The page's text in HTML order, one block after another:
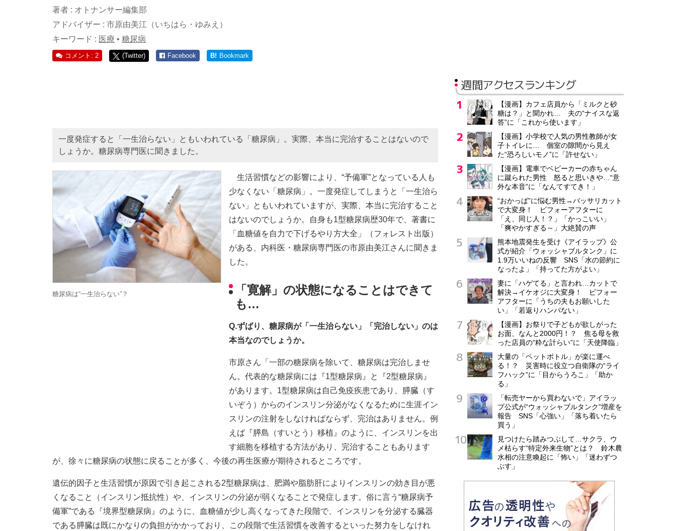
著者 : オトナンサー編集部
アドバイザー : 市原由美江（いちはら・ゆみえ）
キーワード : 医療 • 糖尿病
コメント: 2 (Twitter) Facebook B! Bookmark
一度発症すると「一生治らない」ともいわれている「糖尿病」。実際、本当に完治することはないので
しょうか。糖尿病専門医に聞きました。
糖尿病は“一生治らない”？
生活習慣などの影響により、“予備軍”となっている人も
少なくない「糖尿病」。一度発症してしまうと「一生治ら
ない」ともいわれていますが、実際、本当に完治すること
はないのでしょうか。自身も1型糖尿病歴30年で、著書に
「血糖値を自力で下げるやり方大全」（フォレスト出版）
がある、内科医・糖尿病専門医の市原由美江さんに聞きま
した。
「寛解」の状態になることはできて
も…
Q.ずばり、糖尿病が「一生治らない」「完治しない」のは
本当なのでしょうか。
市原さん「一部の糖尿病を除いて、糖尿病は完治しませ
ん。代表的な糖尿病には『1型糖尿病』と『2型糖尿病』
があります。1型糖尿病は自己免疫疾患であり、膵臓（す
いぞう）からのインスリン分泌がなくなるために生涯イン
スリンの注射をしなければならず、完治はありません。例
えば『膵島（すいとう）移植』のように、インスリンを出
す細胞を移植する方法があり、完治することもあります
が、徐々に糖尿病の状態に戻ることが多く、今後の再生医療が期待されるところです。
遺伝的因子と生活習慣が原因で引き起こされる2型糖尿病は、肥満や脂肪肝によりインスリンの効き目が悪
くなること（インスリン抵抗性）や、インスリンの分泌が弱くなることで発症します。俗に言う“糖尿病予
備軍”である『境界型糖尿病』のように、血糖値が少し高くなってきた段階で、インスリンを分泌する臓器
である膵臓は既にかなりの負担がかかっており、この段階で生活習慣を改善するといった努力をしなけれ
週間アクセスランキング
【漫画】カフェ店員から「ミルクと砂
糖は？」と聞かれ… 夫の“ナイスな返
答”に「これから使います」
【漫画】小学校で人気の男性教師が女
子トイレに… 個室の隙間から見え
た“恐ろしいモノ”に「許せない」
【漫画】電車でベビーカーの赤ちゃん
に蹴られた男性 怒ると思いきや…“意
外な本音”に「なんてすてき！」
“おかっぱ”に悩む男性→バッサリカット
で大変身！ ビフォーアフターに
「え、同じ人！？」「かっこいい」
「爽やかすぎる～」大絶賛の声
熊本地震発生を受け《アイラップ》公
式が紹介「ウォッシャブルタンク」に
1.9万いいねの反響 SNS「水の節約に
なったよ」「持ってた方がよい」
妻に「ハゲてる」と言われ…カットで
解決→イケオジに大変身！ ビフォー
アフターに「うちの夫もお願いした
い」「若返りハンパない」
【漫画】お祭りで子どもが欲しがった
お面、なんと2000円！？ 焦る母を救
った店員の“粋な計らい”に「天使降臨」
大量の「ペットボトル」が楽に運べ
る！？ 災害時に役立つ自衛隊の“ライ
フハック”に「目からうろこ」「助か
る」
「転売ヤーから買わないで」アイラッ
プ公式が“ウォッシャブルタンク”増産を
報告 SNS「心強い」「落ち着いたら
買う」
見つけたら踏みつぶして…サクラ、ウ
メ枯らす“特定外来生物”とは？ 鈴木農
水相の注意喚起に「怖い」「迷わずつ
ぶす」